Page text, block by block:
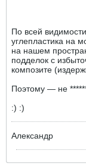
По всей
углепластика на
на нашем
подделок с
композите
Поэтому — не
:) :)
Александр